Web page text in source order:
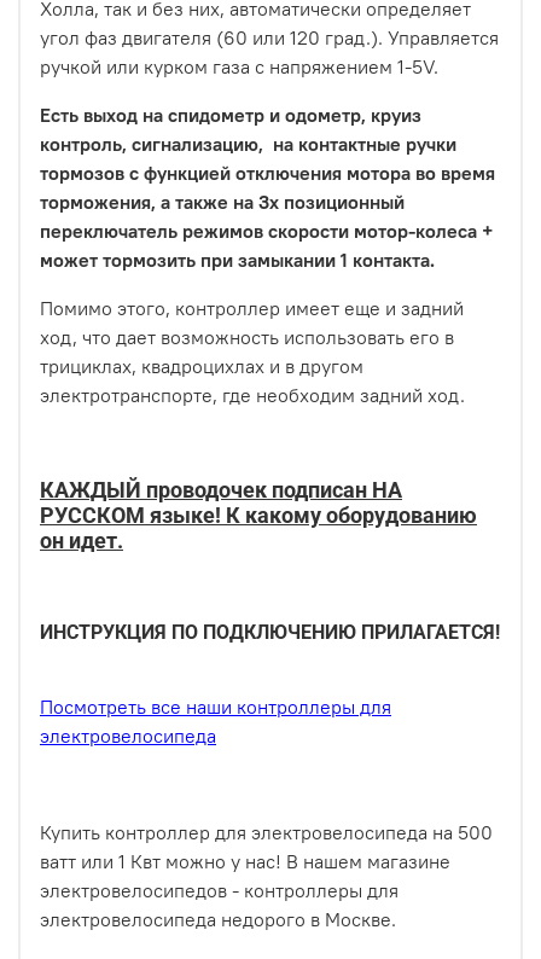
Холла, так и без них, автоматически определяет
угол фаз двигателя (60 или 120 град.). Управляется
ручкой или курком газа с напряжением 1-5V.
Есть выход на спидометр и одометр, круиз
контроль, сигнализацию, на контактные ручки
тормозов с функцией отключения мотора во время
торможения, а также на 3х позиционный
переключатель режимов скорости мотор-колеса +
может тормозить при замыкании 1 контакта.
Помимо этого, контроллер имеет еще и задний
ход, что дает возможность использовать его в
трициклах, квадроцихлах и в другом
электротранспорте, где необходим задний ход.
КАЖДЫЙ проводочек подписан НА
РУССКОМ языке! К какому оборудованию
он идет.
ИНСТРУКЦИЯ ПО ПОДКЛЮЧЕНИЮ ПРИЛАГАЕТСЯ!
Посмотреть все наши контроллеры для
электровелосипеда
Купить контроллер для электровелосипеда на 500
ватт или 1 Квт можно у нас! В нашем магазине
электровелосипедов - контроллеры для
электровелосипеда недорого в Москве.